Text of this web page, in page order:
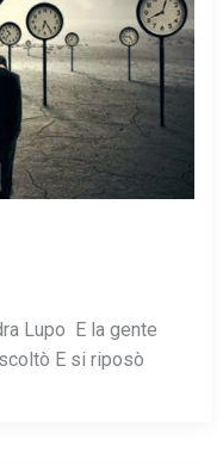
Lupo E la gente
E si riposò